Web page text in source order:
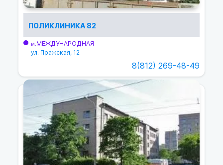
ПОЛИКЛИНИКА 82
м.МЕЖДУНАРОДНАЯ
ул. Пражская, 12
8(812) 269-48-49